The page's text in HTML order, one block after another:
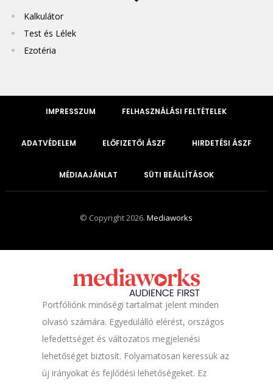
Kalkulátor
Test és Lélek
Ezotéria
IMPRESSZUM FELHASZNÁLÁSI FELTÉTELEK
ADATVÉDELEM ELŐFIZETŐI ÁSZF HIRDETÉSI ÁSZF
MÉDIAAJÁNLAT SÜTI BEÁLLÍTÁSOK
© Copyright 2026.Mediaworks
Portfóliónk minőségi tartalmat jelent minden
olvasó számára. Egyedülálló elérést, országos
lefedettséget és változatos megjelenési
lehetőséget biztosít. Folyamatosan keressük az
új irányokat és fejlődési lehetőségeket. Ez